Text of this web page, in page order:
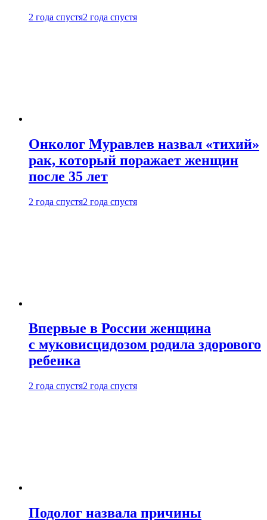
2 года спустя2 года спустя
Онколог Муравлев назвал «тихий»
рак, который поражает женщин
после 35 лет
2 года спустя2 года спустя
Впервые в России женщина
с муковисцидозом родила здорового
ребенка
2 года спустя2 года спустя
Подолог назвала причины